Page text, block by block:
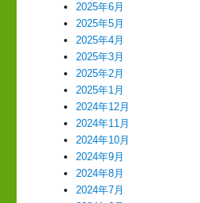
2025年6月
2025年5月
2025年4月
2025年3月
2025年2月
2025年1月
2024年12月
2024年11月
2024年10月
2024年9月
2024年8月
2024年7月